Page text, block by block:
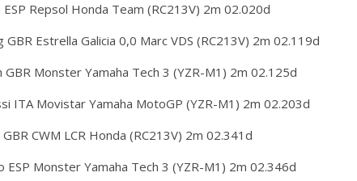
Repsol Honda Team (RC213V) 2m 02.020d
GBR Estrella Galicia 0,0 Marc VDS (RC213V) 2m 02.119d
GBR Monster Yamaha Tech 3 (YZR-M1) 2m 02.125d
ITA Movistar Yamaha MotoGP (YZR-M1) 2m 02.203d
CWM LCR Honda (RC213V) 2m 02.341d
ESP Monster Yamaha Tech 3 (YZR-M1) 2m 02.346d